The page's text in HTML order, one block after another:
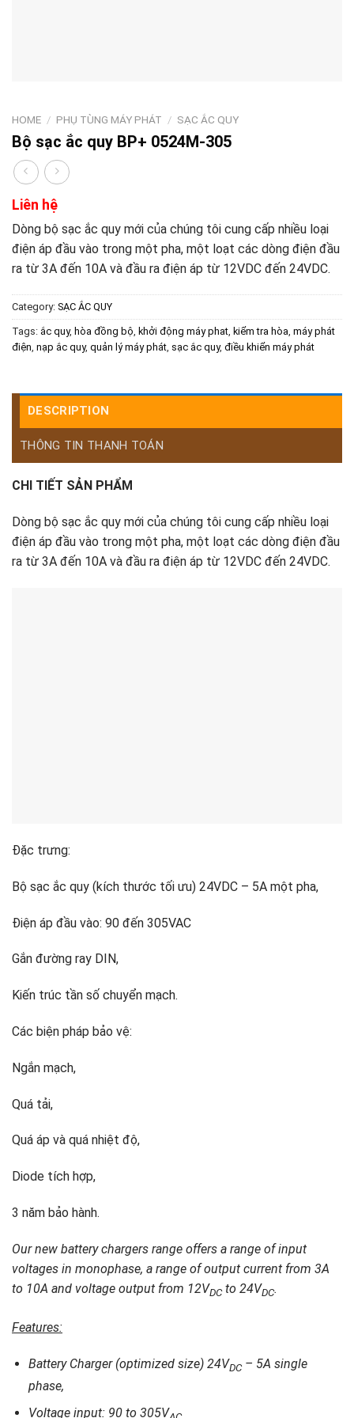
HOME / PHỤ TÙNG MÁY PHÁT / SẠC ẮC QUY
Bộ sạc ắc quy BP+ 0524M-305
Liên hệ
Dòng bộ sạc ắc quy mới của chúng tôi cung cấp nhiều loại
điện áp đầu vào trong một pha, một loạt các dòng điện đầu
ra từ 3A đến 10A và đầu ra điện áp từ 12VDC đến 24VDC.
Category: SẠC ẮC QUY
Tags: ắc quy, hòa đồng bộ, khởi động máy phat, kiểm tra hòa, máy phát
điện, nạp ắc quy, quản lý máy phát, sạc ắc quy, điều khiển máy phát
DESCRIPTION
THÔNG TIN THANH TOÁN
CHI TIẾT SẢN PHẨM
Dòng bộ sạc ắc quy mới của chúng tôi cung cấp nhiều loại
điện áp đầu vào trong một pha, một loạt các dòng điện đầu
ra từ 3A đến 10A và đầu ra điện áp từ 12VDC đến 24VDC.
Đặc trưng:
Bộ sạc ắc quy (kích thước tối ưu) 24VDC – 5A một pha,
Điện áp đầu vào: 90 đến 305VAC
Gắn đường ray DIN,
Kiến trúc tần số chuyển mạch.
Các biện pháp bảo vệ:
Ngắn mạch,
Quá tải,
Quá áp và quá nhiệt độ,
Diode tích hợp,
3 năm bảo hành.
Our new battery chargers range offers a range of input
voltages in monophase, a range of output current from 3A
to 10A and voltage output from 12VDCto 24VDC.
Features:
Battery Charger (optimized size) 24VDC– 5A single
phase,
Voltage input: 90 to 305V